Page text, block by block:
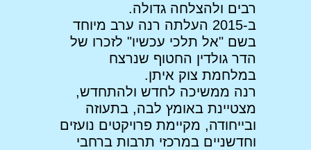
רבים ולהצלחה גדולה.
ב-2015 העלתה רנה ערב מיוחד
בשם "אל תלכי עכשיו" לזכרו של
הדר גולדין החטוף שנרצח
במלחמת צוק איתן.
רנה ממשיכה לחדש ולהתחדש,
מצטיינת באומץ לבה, בתעוזה
ובייחודה, מקיימת פרויקטים נועזים
וחדשניים במרכזי תרבות ברחבי